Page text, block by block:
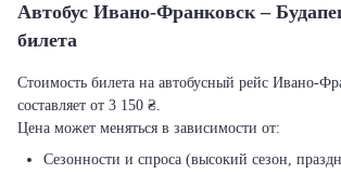
Автобус Ивано-Франковск –
билета
Стоимость билета на автобусный рейс Ивано-
составляет от 3 150 ₴.
Цена может меняться в зависимости от:
Сезонности и спроса (высокий сезон,